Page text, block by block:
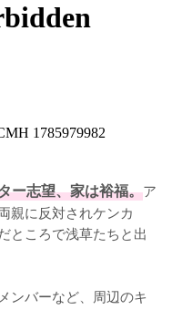
ー志望、家は裕福。ア
親に反対されケンカ
ところで浅草たちと出
ンバーなど、周辺のキ